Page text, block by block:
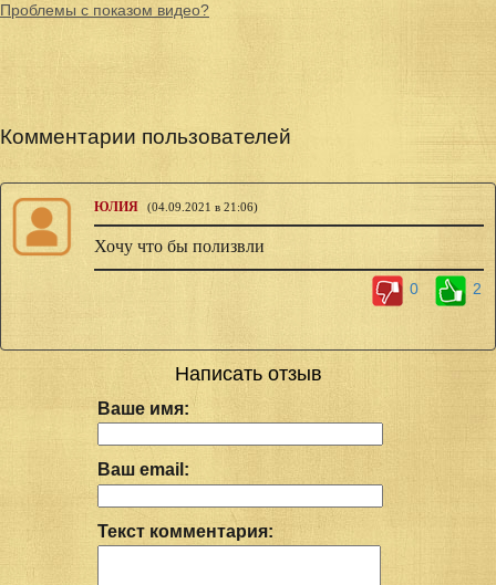
Проблемы с показом видео?
Комментарии пользователей
ЮЛИЯ (04.09.2021 в 21:06)
Хочу что бы полизвли
0 2
Написать отзыв
Ваше имя:
Ваш email:
Текст комментария: